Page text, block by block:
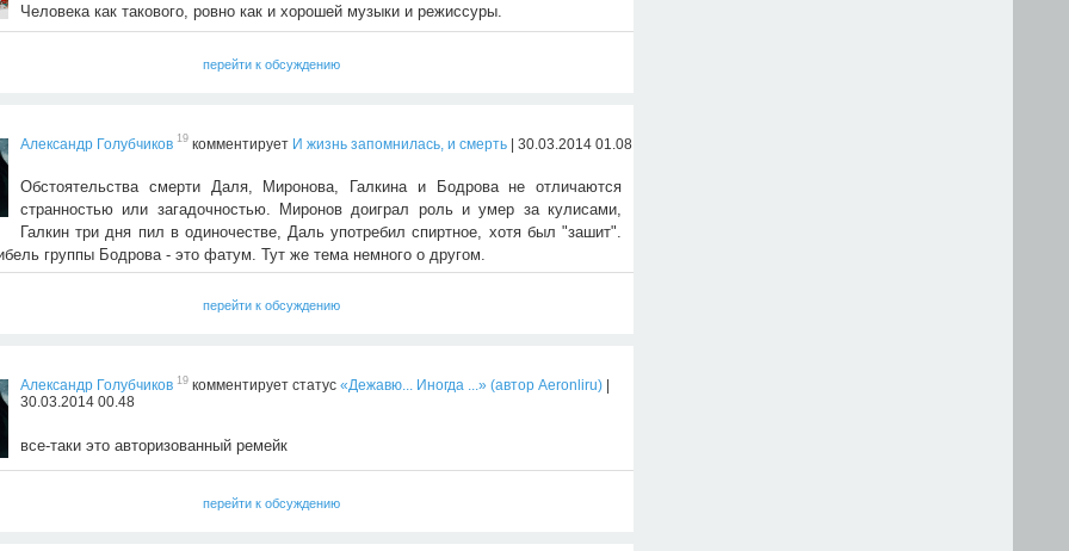
Человека как такового, ровно как и хорошей музыки и режиссуры.
перейти к обсуждению
Александр Голубчиков 19 комментирует И жизнь запомнилась, и смерть | 30.03.2014 01.08
Обстоятельства смерти Даля, Миронова, Галкина и Бодрова не отличаются
странностью или загадочностью. Миронов доиграл роль и умер за кулисами,
Галкин три дня пил в одиночестве, Даль употребил спиртное, хотя был "зашит".
группы Бодрова - это фатум. Тут же тема немного о другом.
перейти к обсуждению
Александр Голубчиков 19 комментирует статус «Дежавю... Иногда ...» (автор Aeronliru) |
30.03.2014 00.48
все-таки это авторизованный ремейк
перейти к обсуждению